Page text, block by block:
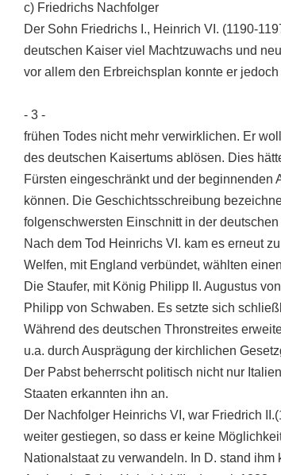
c) Friedrichs Nachfolger
Der Sohn Friedrichs I., Heinrich VI. (1190-
deutschen Kaiser viel Machtzuwachs und
vor allem den Erbreichsplan konnte er
- 3 -
frühen Todes nicht mehr verwirklichen. Er
des deutschen Kaisertums ablösen. Dies
Fürsten eingeschränkt und der beginnenden
können. Die Geschichtsschreibung
folgenschwersten Einschnitt in der
Nach dem Tod Heinrichs VI. kam es erneut
Welfen, mit England verbündet, wählten
Die Staufer, mit König Philipp II. Augustus
Philipp von Schwaben. Es setzte sich
Während des deutschen Thronstreites
u.a. durch Ausprägung der kirchlichen
Der Pabst beherrscht politisch nicht nur
Staaten erkannten ihn an.
Der Nachfolger Heinrichs VI, war Friedrich
weiter gestiegen, so dass er keine
Nationalstaat zu verwandeln. In D. stand